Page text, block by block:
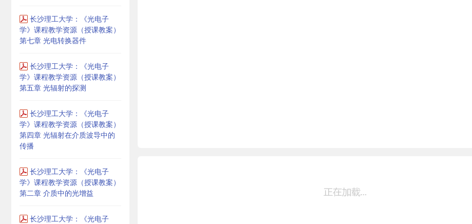
长沙理工大学：《光电子
学》课程教学资源（授课教案）
第七章 光电转换器件
长沙理工大学：《光电子
学》课程教学资源（授课教案）
第五章 光辐射的探测
长沙理工大学：《光电子
学》课程教学资源（授课教案）
第四章 光辐射在介质波导中的
传播
长沙理工大学：《光电子
学》课程教学资源（授课教案）
第二章 介质中的光增益
长沙理工大学：《光电子